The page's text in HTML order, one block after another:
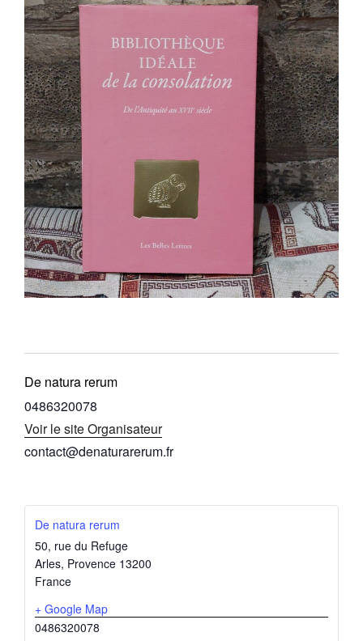
De natura rerum
0486320078
Voir le site Organisateur
contact@denaturarerum.fr
De natura rerum
50, rue du Refuge
Arles, Provence 13200
France
+ Google Map
0486320078